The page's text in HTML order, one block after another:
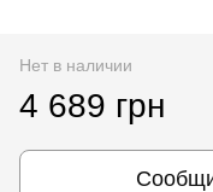
Нет в наличии
4 689 грн